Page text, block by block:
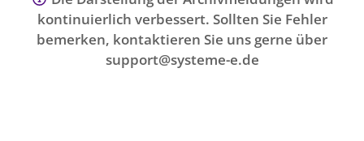
kontinuierlich verbessert. Sollten Sie Fehler
bemerken, kontaktieren Sie uns gerne über
support@systeme-e.de
Kirche und Finanzen
Personalausschuss
Evangelische Kirche
Lutherische Kirche
Glaubensbekenntnis
Gegen Gewalt
KLIMASCHUTZ
Impressum
Datenschutz